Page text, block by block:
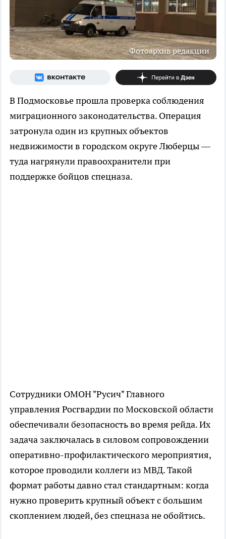
Фотоархив редакции
В Подмосковье прошла проверка соблюдения
миграционного законодательства. Операция
затронула один из крупных объектов
недвижимости в городском округе Люберцы —
туда нагрянули правоохранители при
поддержке бойцов спецназа.
Сотрудники ОМОН "Русич" Главного
управления Росгвардии по Московской области
обеспечивали безопасность во время рейда. Их
задача заключалась в силовом сопровождении
оперативно-профилактического мероприятия,
которое проводили коллеги из МВД. Такой
формат работы давно стал стандартным: когда
нужно проверить крупный объект с большим
скоплением людей, без спецназа не обойтись.